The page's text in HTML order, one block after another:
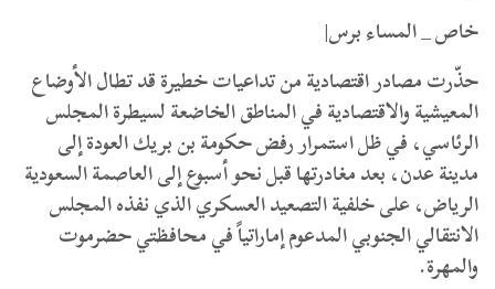
خاص _ المساء برس|
حذّرت مصادر اقتصادية من تداعيات خطيرة قد تطال الأوضاع
المعيشية والاقتصادية في المناطق الخاضعة لسيطرة المجلس
الرئاسي، في ظل استمرار رفض حكومة بن بريك العودة إلى
مدينة عدن، بعد مغادرتها قبل نحو أسبوع إلى العاصمة السعودية
الرياض، على خلفية التصعيد العسكري الذي نفذه المجلس
الانتقالي الجنوبي المدعوم إماراتياً في محافظتي حضرموت
والمهرة.